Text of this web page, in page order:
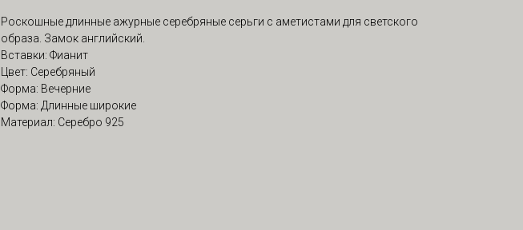
Роскошные длинные ажурные серебряные серьги с аметистами для светского
образа. Замок английский.
Вставки: Фианит
Цвет: Серебряный
Форма: Вечерние
Форма: Длинные широкие
Материал: Серебро 925